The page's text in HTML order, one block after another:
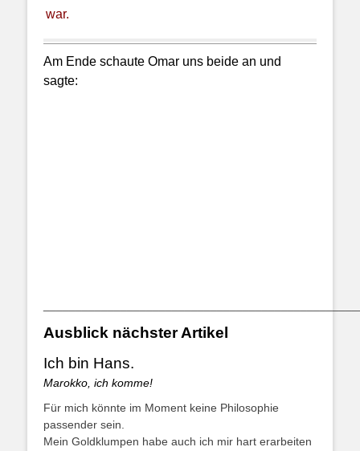
war.
Am Ende schaute Omar uns beide an und
sagte:
Ausblick nächster Artikel
Ich bin Hans.
Marokko, ich komme!
Für mich könnte im Moment keine Philosophie
passender sein.
Mein Goldklumpen habe auch ich mir hart erarbeiten